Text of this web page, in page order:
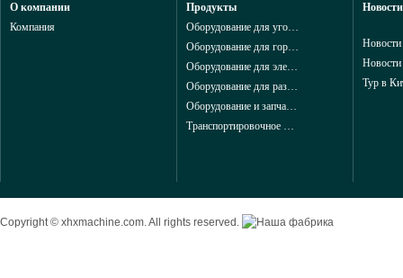
О компании
Компания
Продукты
Оборудование для угольной промышленности из Китая
Оборудование для горнодобывающей промышленности из Китая
Оборудование для электроэнергетики из Китая
Оборудование для разведки и геологоразведки и запчасти в горной промышленности из китая
Оборудование и запчасти для добычи в горной промышленности из китая
Транспортировочное и конвейерные оборудование для горной промышленности из китая
Новости
Новости
Новости
Тур в
Copyright © xhxmachine.com. All rights reserved.